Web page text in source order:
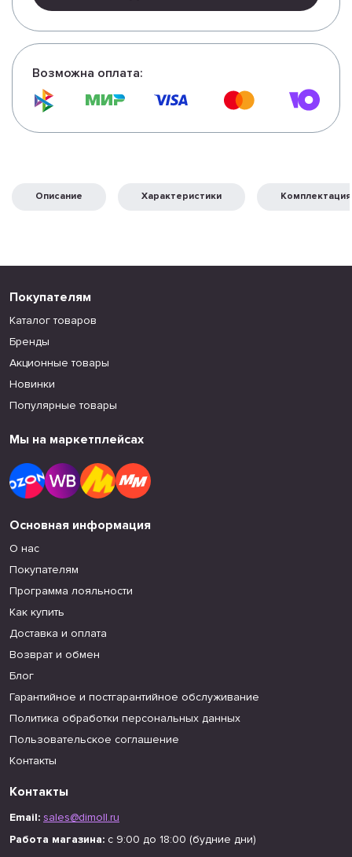
Возможна оплата:
Описание Характеристики Комплектация
Покупателям
Каталог товаров
Бренды
Акционные товары
Новинки
Популярные товары
Мы на маркетплейсах
Основная информация
О нас
Покупателям
Программа лояльности
Как купить
Доставка и оплата
Возврат и обмен
Блог
Гарантийное и постгарантийное обслуживание
Политика обработки персональных данных
Пользовательское соглашение
Контакты
Контакты
Email: sales@dimoll.ru
Работа магазина: с 9:00 до 18:00 (будние дни)